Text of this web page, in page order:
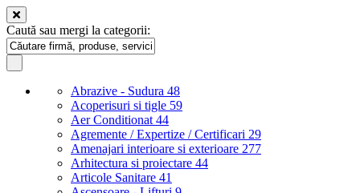
Caută sau mergi la categorii:
Abrazive - Sudura 48
Acoperisuri si tigle 59
Aer Conditionat 44
Agremente / Expertize / Certificari 29
Amenajari interioare si exterioare 277
Arhitectura si proiectare 44
Articole Sanitare 41